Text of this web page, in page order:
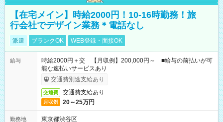
【在宅メイン】時給2000円！10-16時勤務！旅
行会社でデザイン業務＊電話なし
派遣 ブランクOK WEB登録・面接OK
給与
時給2000円＋交 【月収例】200,000円～ ■給与の前払いが可
能な速払いサービスあり
交通費別途支給あり
交通費 交通費支給あり
月収例 20～25万円
勤務地
東京都渋谷区